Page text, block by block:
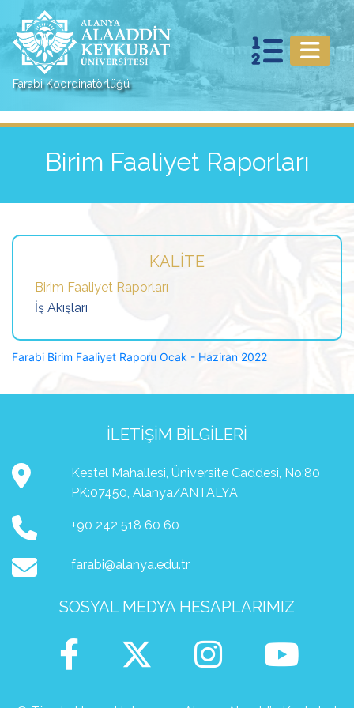
Farabi Koordinatörlüğü
Birim Faaliyet Raporları
KALITE
Birim Faaliyet Raporları
İş Akışları
Farabi Birim Faaliyet Raporu Ocak - Haziran 2022
İLETIŞIM BILGILERI
Kestel Mahallesi, Üniversite Caddesi, No:80
PK:07450, Alanya/ANTALYA
+90 242 518 60 60
farabi@alanya.edu.tr
SOSYAL MEDYA HESAPLARIMIZ